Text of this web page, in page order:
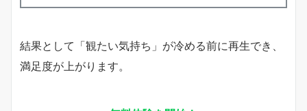
結果として「観たい気持ち」が冷める前に再生でき、
満足度が上がります。